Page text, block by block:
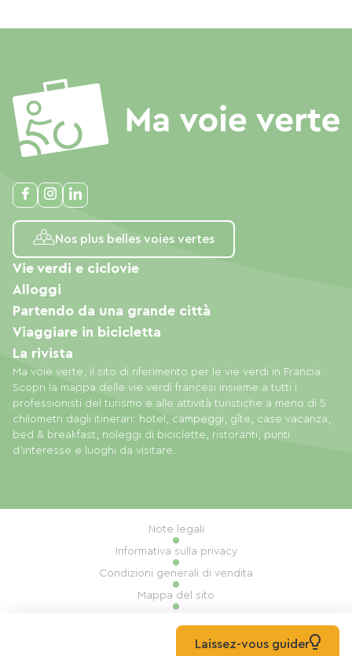
Nos plus belles voies vertes
Ma voie verte, il sito di riferimento per le vie verdi in Francia.
Scopri la mappa delle vie verdi francesi insieme a tutti i
professionisti del turismo e alle attività turistiche a meno di 5
chilometri dagli itinerari: hotel, campeggi, gîte, case vacanza,
bed & breakfast, noleggi di biciclette, ristoranti, punti
d'interesse e luoghi da visitare.
Vie verdi e ciclovie
Alloggi
Partendo da una grande città
Viaggiare in bicicletta
La rivista
Note legali
Informativa sulla privacy
Condizioni generali di vendita
Mappa del sito
Realizzazione: Mill, PrivasLaissez-vous guider